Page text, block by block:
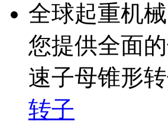
全球起重机
您提供全面
速子母锥形
转子